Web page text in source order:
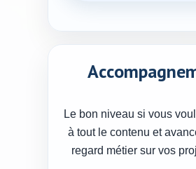
Le bon niveau si vous
à tout le contenu et
regard métier sur vos